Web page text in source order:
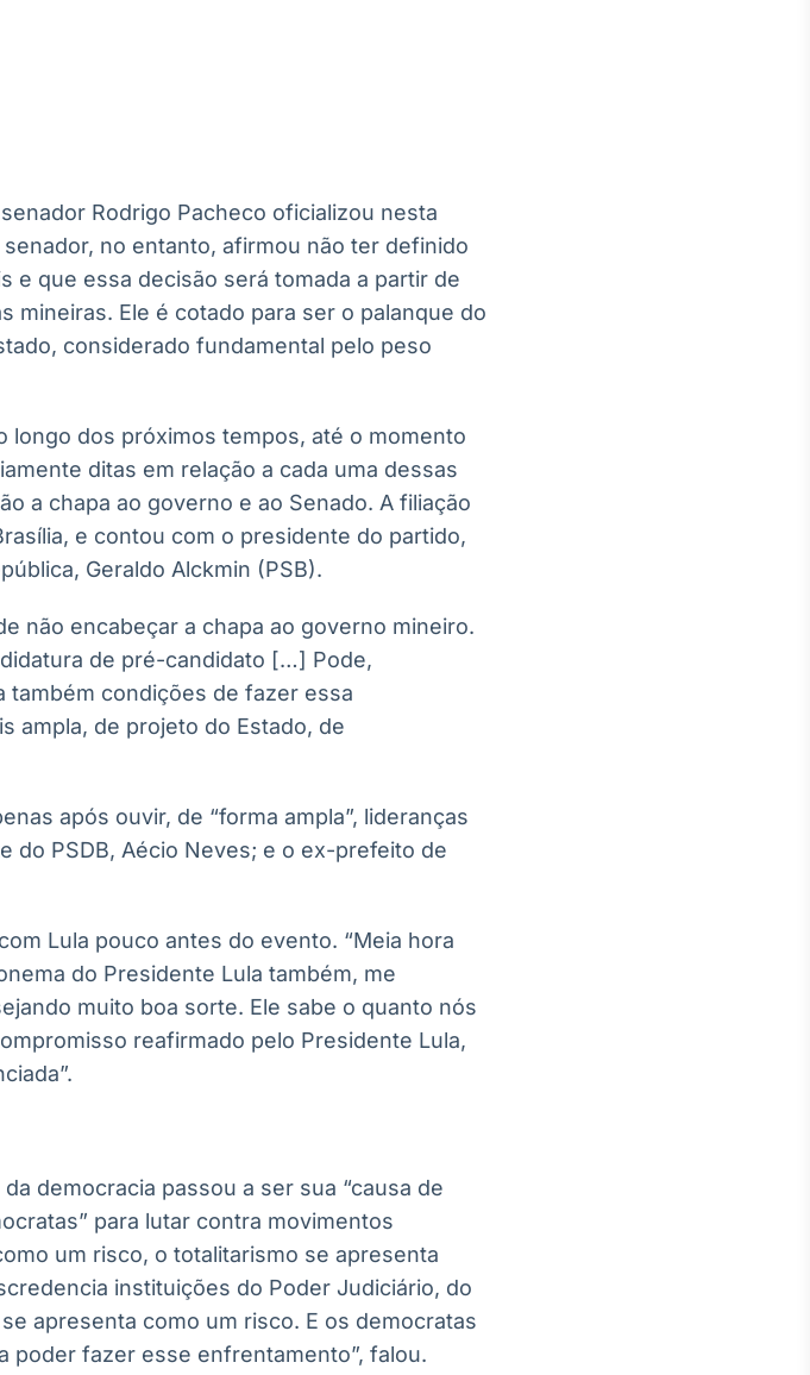
Em breve
Rodrigo Pacheco oficializou nesta
senador, no entanto, afirmou não ter definido
e que essa decisão será tomada a partir de
mineiras. Ele é cotado para ser o palanque do
considerado fundamental pelo peso
longo dos próximos tempos, até o momento
ditas em relação a cada uma dessas
a chapa ao governo e ao Senado. A filiação
e contou com o presidente do partido,
Geraldo Alckmin (PSB).
não encabeçar a chapa ao governo mineiro.
de pré-candidato […] Pode,
condições de fazer essa
ampla, de projeto do Estado, de
após ouvir, de “forma ampla”, lideranças
do PSDB, Aécio Neves; e o ex-prefeito de
Lula pouco antes do evento. “Meia hora
do Presidente Lula também, me
muito boa sorte. Ele sabe o quanto nós
reafirmado pelo Presidente Lula,
democracia passou a ser sua “causa de
para lutar contra movimentos
um risco, o totalitarismo se apresenta
instituições do Poder Judiciário, do
apresenta como um risco. E os democratas
poder fazer esse enfrentamento”, falou.